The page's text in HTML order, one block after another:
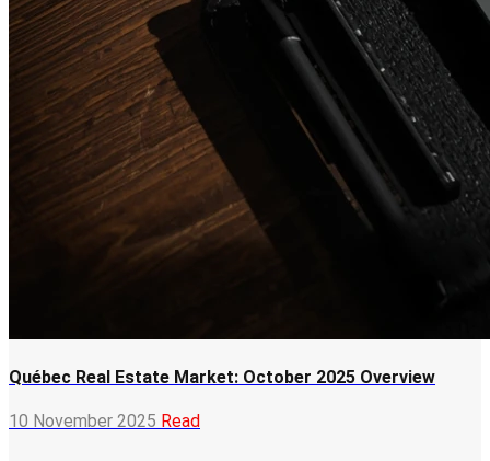
Québec Real Estate Market: October 2025 Overview
10 November 2025 Read